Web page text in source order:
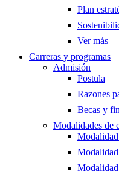
Plan
Ver más
Carreras y programas
Admisión
Postula
Razones
Becas y
Modalidades de